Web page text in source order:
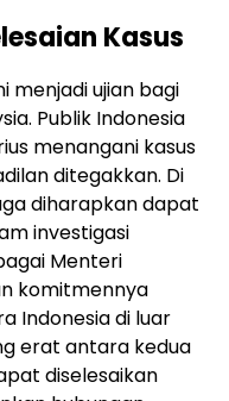
Kasus
menjadi ujian bagi
Publik Indonesia
menangani kasus
ditegakkan. Di
diharapkan dapat
investigasi
Menteri
komitmennya
Indonesia di luar
erat antara kedua
diselesaikan